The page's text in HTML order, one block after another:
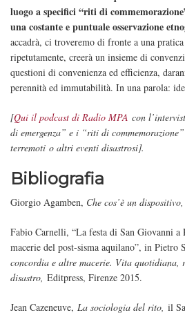
luogo a specifici “riti di
una costante e puntuale osservazione
accadrà, ci troveremo di fronte a una
ripetutamente, creerà un insieme di
questioni di convenienza ed efficienza,
perennità ed immutabilità. In una parola:
[Qui il podcast di Radio MPA con
di emergenza” e i “riti di
terremoti o altri eventi disastrosi].
Bibliografia
Giorgio Agamben, Che cos’è un dispositivo,
Fabio Carnelli, “La festa di San Giovanni a
macerie del post-sisma aquilano”, in Pietro
concordia e altre macerie. Vita quotidiana,
disastro, Editpress, Firenze 2015.
Jean Cazeneuve, La sociologia del rito, il